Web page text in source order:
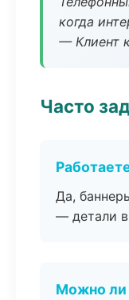
когда
— Клиент
Часто
Да,
— детали в
Можно ли